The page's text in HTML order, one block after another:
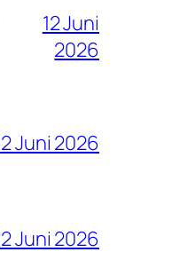
12 Juni
2026
Juni 2026
Juni 2026